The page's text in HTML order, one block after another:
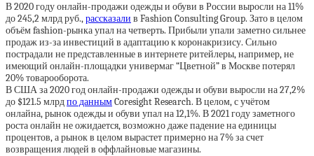
В 2020 году онлайн-продажи одежды и обуви в России выросли на 11%
до 245,2 млрд руб.,рассказали в Fashion Consulting Group. Зато в целом
объём fashion-рынка упал на четверть. Прибыли упали заметно сильнее
продаж из-за инвестиций в адаптацию к коронакризису. Сильно
пострадали не представленные в интернете ритейлеры, например, не
имеющий онлайн-площадки универмаг “Цветной” в Москве потерял
20% товарооборота.
В США за 2020 год онлайн-продажи одежды и обуви выросли на 27,2%
до $121.5 млрдпо даннымCoresight Research. В целом, с учётом
онлайна, рынок одежды и обуви упал на 12,1%. В 2021 году заметного
роста онлайн не ожидается, возможно даже падение на единицы
процентов, а рынок в целом вырастет примерно на 7% за счет
возвращения людей в оффлайновые магазины.